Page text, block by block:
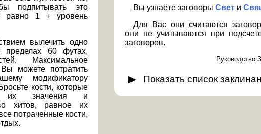
подпитывать это
равно 1 + уровень
вылечить одно
60 футах,
Максимальное
Вы можете потратить
модификатору
кости, которые
их значения и
хитов, равное их
потраченные кости,
Вы узнаёте заговоры Свет и
Для Вас они считаются
они не учитываются при
заговоров.
Руководство
Показатьсписок